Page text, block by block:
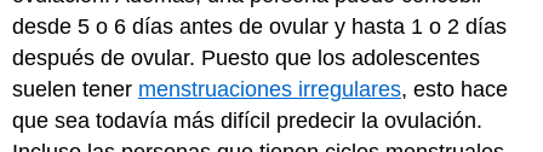
desde 5 o 6 días antes de ovular y hasta 1 o 2 días
después de ovular. Puesto que los adolescentes
suelen tener menstruaciones irregulares, esto hace
que sea todavía más difícil predecir la ovulación.